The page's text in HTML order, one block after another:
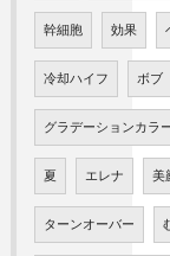
幹細胞 効果
冷却ハイフ ボブ
グラデーションカラ
夏 エレナ 美
ターンオーバー